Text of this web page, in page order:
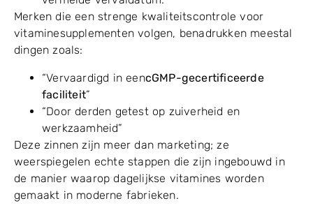
Merken die een strenge kwaliteitscontrole voor
vitaminesupplementen volgen, benadrukken meestal
dingen zoals:
“Vervaardigd in eencGMP-gecertificeerde
faciliteit”
“Door derden getest op zuiverheid en
werkzaamheid”
Deze zinnen zijn meer dan marketing; ze
weerspiegelen echte stappen die zijn ingebouwd in
de manier waarop dagelijkse vitamines worden
gemaakt in moderne fabrieken.